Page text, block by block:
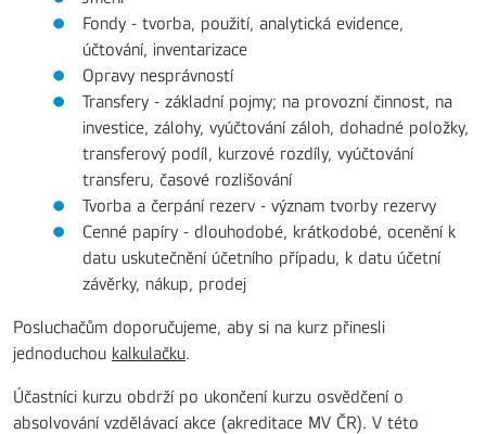
Fondy - tvorba, použití, analytická evidence,
účtování, inventarizace
Opravy nesprávností
Transfery - základní pojmy; na provozní činnost, na
investice, zálohy, vyúčtování záloh, dohadné položky,
transferový podíl, kurzové rozdíly, vyúčtování
transferu, časové rozlišování
Tvorba a čerpání rezerv - význam tvorby rezervy
Cenné papíry - dlouhodobé, krátkodobé, ocenění k
datu uskutečnění účetního případu, k datu účetní
závěrky, nákup, prodej
Posluchačům doporučujeme, aby si na kurz přinesli
jednoduchou kalkulačku.
Účastníci kurzu obdrží po ukončení kurzu osvědčení o
absolvování vzdělávací akce (akreditace MV ČR). V této